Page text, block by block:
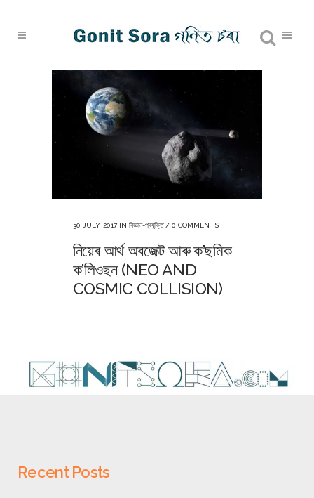
30 JULY, 2017 IN বিজ্ঞান-প্ৰযুক্তি/ 0 COMMENTS
নিয়েৰ আৰ্থ অবজেক্ট আৰু ক’ছমিক
ক’লিওছন (NEO AND
COSMIC COLLISION)
Recent Posts